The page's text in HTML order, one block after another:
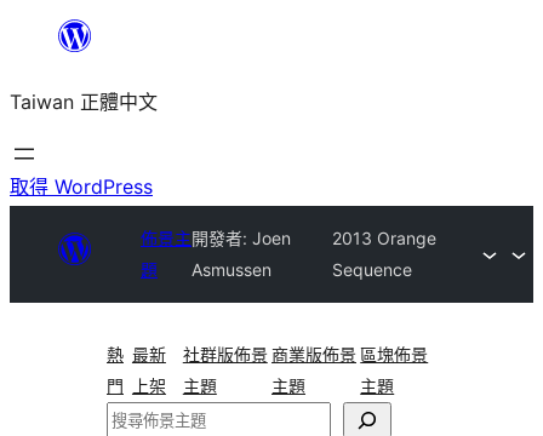
主
要
內
Taiwan 正體中文
取得 WordPress
佈景主
題
開發者: Joen
Asmussen
2013 Orange
Sequence
熱
門
最新
上架
社群版佈景
主題
商業版佈景
主題
區塊佈景
主題
搜